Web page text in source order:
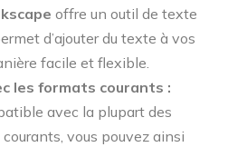
offre un outil de texte
d’ajouter du texte à vos
facile et flexible.
les formats courants :
avec la plupart des
vous pouvez ainsi